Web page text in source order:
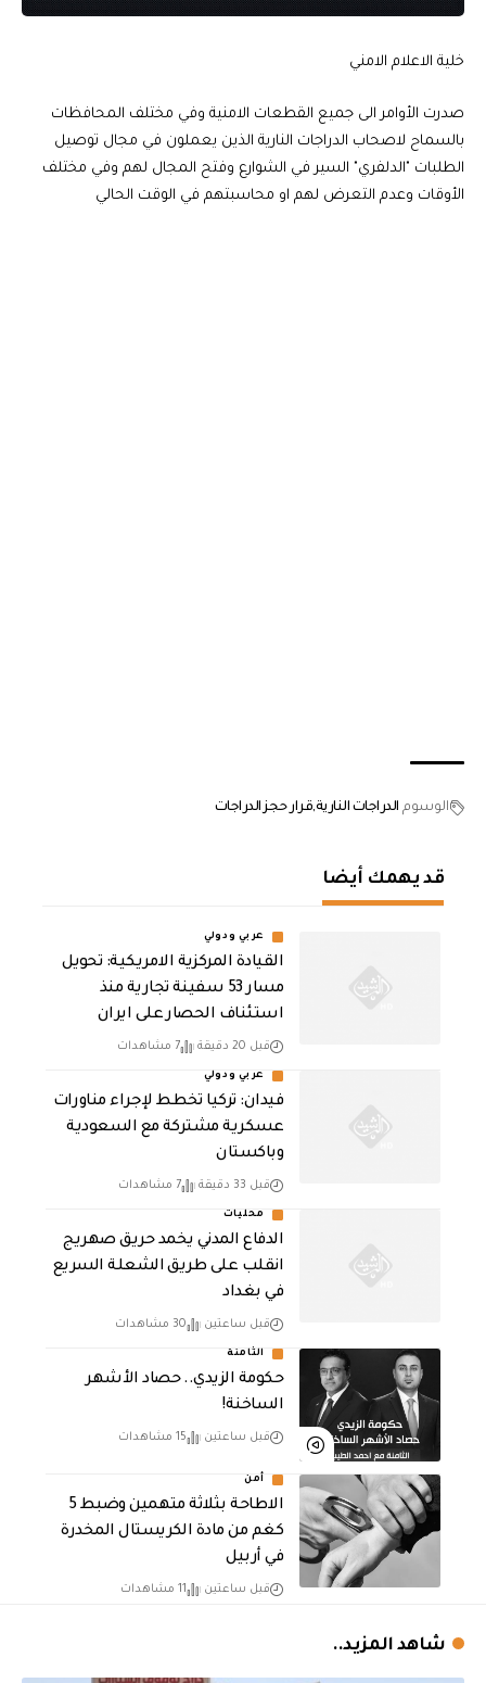
خلية الاعلام الامني
صدرت الأوامر الى جميع القطعات الامنية وفي مختلف المحافظات
بالسماح لاصحاب الدراجات النارية الذين يعملون في مجال توصيل
الطلبات "الدلفري" السير في الشوارع وفتح المجال لهم وفي مختلف
الأوقات وعدم التعرض لهم او محاسبتهم في الوقت الحالي
الوسوم الدراجات الناريةقرار حجز الدراجات
قد يهمك أيضا
عربي ودولي
القيادة المركزية الامريكية: تحويل
مسار 53 سفينة تجارية منذ
استئناف الحصار على ايران
قبل 20 دقيقة 7 مشاهدات
عربي ودولي
فيدان: تركيا تخطط لإجراء مناورات
عسكرية مشتركة مع السعودية
وباكستان
قبل 33 دقيقة 7 مشاهدات
محليات
الدفاع المدني يخمد حريق صهريج
انقلب على طريق الشعلة السريع
في بغداد
قبل ساعتين 30 مشاهدات
الثامنة
حكومة الزيدي.. حصاد الأشهر
الساخنة!
قبل ساعتين 15 مشاهدات
أمن
الاطاحة بثلاثة متهمين وضبط 5
كغم من مادة الكريستال المخدرة ​
في أربيل
قبل ساعتين 11 مشاهدات
شاهد المزيد..